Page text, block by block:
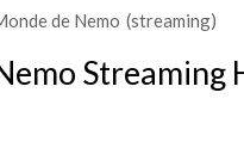
de Nemo (streaming)
Streaming